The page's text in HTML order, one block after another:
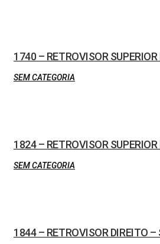
1740 – RETROVISOR
SEM CATEGORIA
1824 – RETROVISOR
SEM CATEGORIA
1844 – RETROVISOR DIREITO –